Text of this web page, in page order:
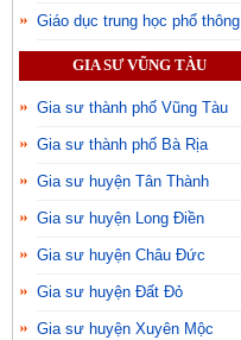
Giáo dục trung học phổ thông
GIA SƯ VŨNG TÀU
Gia sư thành phố Vũng Tàu
Gia sư thành phố Bà Rịa
Gia sư huyện Tân Thành
Gia sư huyện Long Điền
Gia sư huyện Châu Đức
Gia sư huyện Đất Đỏ
Gia sư huyện Xuyên Mộc